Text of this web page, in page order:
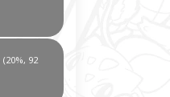
(20%, 92